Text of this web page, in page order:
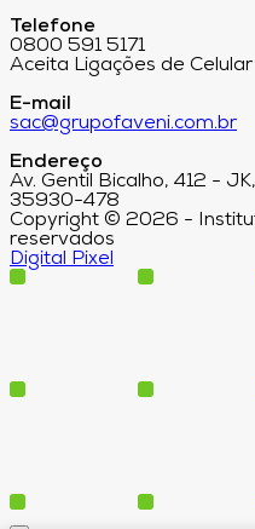
Telefone
0800 591 5171
Aceita Ligações de Celular
E-mail
sac@grupofaveni.com.br
Endereço
Av. Gentil Bicalho, 412 -
35930-478
Copyright © 2026 -
reservados
Digital Pixel